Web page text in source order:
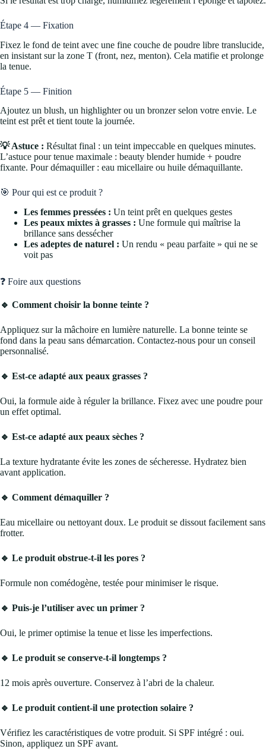
Étape 4 — Fixation
Fixez le fond de teint avec une fine couche de poudre libre translucide,
en insistant sur la zone T (front, nez, menton). Cela matifie et prolonge
la tenue.
Étape 5 — Finition
Ajoutez un blush, un highlighter ou un bronzer selon votre envie. Le
teint est prêt et tient toute la journée.
💡 Astuce : Résultat final : un teint impeccable en quelques minutes.
L’astuce pour tenue maximale : beauty blender humide + poudre
fixante. Pour démaquiller : eau micellaire ou huile démaquillante.
🎯 Pour qui est ce produit ?
Les femmes pressées : Un teint prêt en quelques gestes
Les peaux mixtes à grasses : Une formule qui maîtrise la
brillance sans dessécher
Les adeptes de naturel : Un rendu « peau parfaite » qui ne se
voit pas
❓ Foire aux questions
🔹 Comment choisir la bonne teinte ?
Appliquez sur la mâchoire en lumière naturelle. La bonne teinte se
fond dans la peau sans démarcation. Contactez-nous pour un conseil
personnalisé.
🔹 Est-ce adapté aux peaux grasses ?
Oui, la formule aide à réguler la brillance. Fixez avec une poudre pour
un effet optimal.
🔹 Est-ce adapté aux peaux sèches ?
La texture hydratante évite les zones de sécheresse. Hydratez bien
avant application.
🔹 Comment démaquiller ?
Eau micellaire ou nettoyant doux. Le produit se dissout facilement sans
frotter.
🔹 Le produit obstrue-t-il les pores ?
Formule non comédogène, testée pour minimiser le risque.
🔹 Puis-je l’utiliser avec un primer ?
Oui, le primer optimise la tenue et lisse les imperfections.
🔹 Le produit se conserve-t-il longtemps ?
12 mois après ouverture. Conservez à l’abri de la chaleur.
🔹 Le produit contient-il une protection solaire ?
Vérifiez les caractéristiques de votre produit. Si SPF intégré : oui.
Sinon, appliquez un SPF avant.